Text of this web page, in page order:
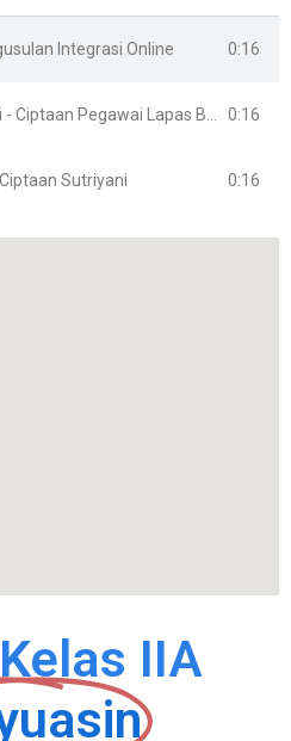
Integrasi Online 0:16
0:16
Sutriyani 0:16
IIA